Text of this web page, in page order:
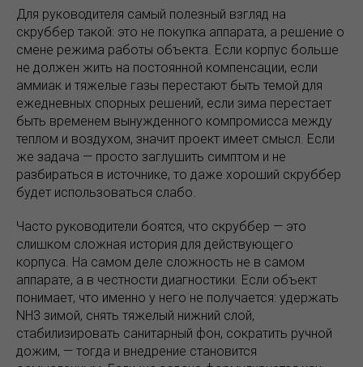
Для руководителя самый полезный взгляд на
скруббер такой: это не покупка аппарата, а решение о
смене режима работы объекта. Если корпус больше
не должен жить на постоянной компенсации, если
аммиак и тяжелые газы перестают быть темой для
ежедневных спорных решений, если зима перестает
быть временем вынужденного компромисса между
теплом и воздухом, значит проект имеет смысл. Если
же задача — просто заглушить симптом и не
разбираться в источнике, то даже хороший скруббер
будет использоваться слабо.
Часто руководители боятся, что скруббер — это
слишком сложная история для действующего
корпуса. На самом деле сложность не в самом
аппарате, а в честности диагностики. Если объект
понимает, что именно у него не получается: удержать
NH3 зимой, снять тяжелый нижний слой,
стабилизировать санитарный фон, сократить ручной
дожим, — тогда и внедрение становится